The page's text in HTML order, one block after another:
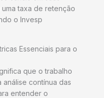
taxa de retenção
o Invesp
Essenciais para o
que o trabalho
análise contínua das
entender o